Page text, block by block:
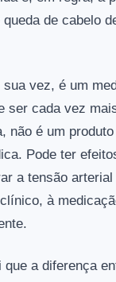
de cabelo
vez, é um
ser cada vez
não é um
Pode ter
a tensão
à
que a diferença